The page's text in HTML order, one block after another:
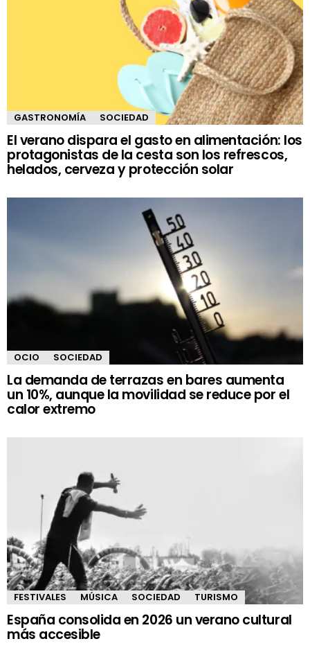
GASTRONOMÍA SOCIEDAD
El verano dispara el gasto en alimentación: los
protagonistas de la cesta son los refrescos,
helados, cerveza y protección solar
OCIO SOCIEDAD
La demanda de terrazas en bares aumenta
un 10%, aunque la movilidad se reduce por el
calor extremo
FESTIVALES MÚSICA SOCIEDAD TURISMO
España consolida en 2026 un verano cultural
más accesible